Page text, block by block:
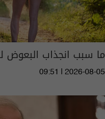
ما سبب انجذاب البعوض
09:51 | 2026-08-05